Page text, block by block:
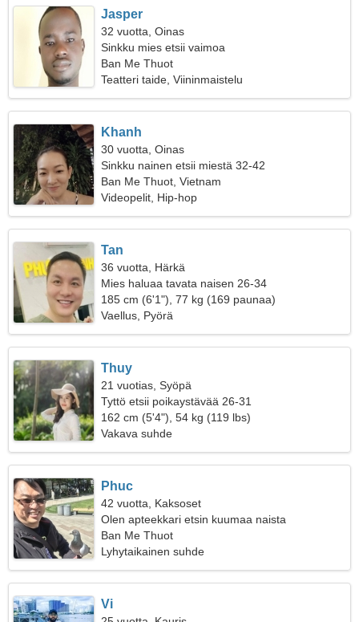
Jasper
32 vuotta, Oinas
Sinkku mies etsii vaimoa
Ban Me Thuot
Teatteri taide, Viininmaistelu
Khanh
30 vuotta, Oinas
Sinkku nainen etsii miestä 32-42
Ban Me Thuot, Vietnam
Videopelit, Hip-hop
Tan
36 vuotta, Härkä
Mies haluaa tavata naisen 26-34
185 cm (6'1"), 77 kg (169 paunaa)
Vaellus, Pyörä
Thuy
21 vuotias, Syöpä
Tyttö etsii poikaystävää 26-31
162 cm (5'4"), 54 kg (119 lbs)
Vakava suhde
Phuc
42 vuotta, Kaksoset
Olen apteekkari etsin kuumaa naista
Ban Me Thuot
Lyhytaikainen suhde
Vi